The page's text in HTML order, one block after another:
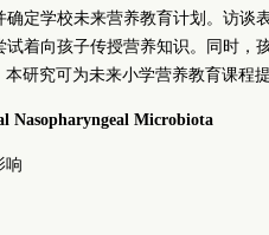
定学校未来营养教育计划。访谈
着向孩子传授营养知识。同时，
研究可为未来小学营养教育课程提
Nasopharyngeal Microbiota
响